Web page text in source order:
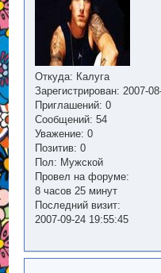
Откуда: Калуга
Зарегистрирован: 2007-
Приглашений: 0
Сообщений: 54
Уважение: 0
Позитив: 0
Пол: Мужской
Провел на форуме:
8 часов 25 минут
Последний визит:
2007-09-24 19:55:45